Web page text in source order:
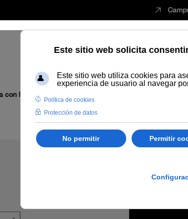
con la Diputación de Huelva en el Observatorio